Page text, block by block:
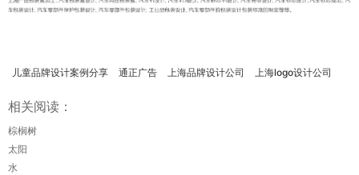
儿童品牌设计案例分享 通正广告 上海品牌设计公司 上海logo设计公司
相关阅读：
棕榈树
太阳
水